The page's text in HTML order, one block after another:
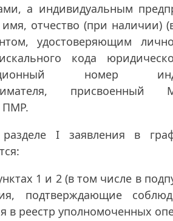
а индивидуальным
отчество (при наличии)
удостоверяющим
кода
номер
присвоенный
ПМР.
I заявления в
1 и 2 (в том числе в
подтверждающие
в реестр уполномоченных